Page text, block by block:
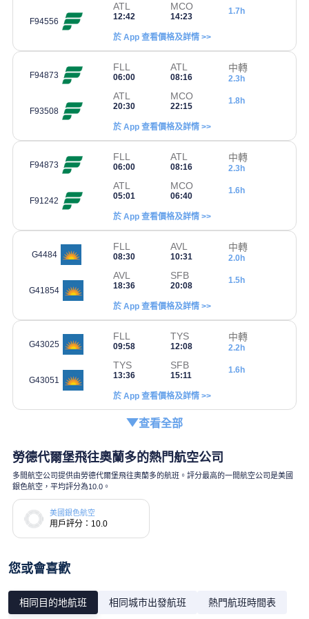
F94556
ATL
12:42
MCO
14:23
1.7h
於 App 查看價格及詳情 >>
F94873
FLL
06:00
ATL
08:16
中轉
2.3h
F93508
ATL
20:30
MCO
22:15
1.8h
於 App 查看價格及詳情 >>
F94873
FLL
06:00
ATL
08:16
中轉
2.3h
F91242
ATL
05:01
MCO
06:40
1.6h
於 App 查看價格及詳情 >>
G4484
FLL
08:30
AVL
10:31
中轉
2.0h
G41854
AVL
18:36
SFB
20:08
1.5h
於 App 查看價格及詳情 >>
G43025
FLL
09:58
TYS
12:08
中轉
2.2h
G43051
TYS
13:36
SFB
15:11
1.6h
於 App 查看價格及詳情 >>
查看全部
勞德代爾堡飛往奧蘭多的熱門航空公司
多間航空公司提供由勞德代爾堡飛往奧蘭多的航班。評分最高的一間航空公司是美國
銀色航空，平均評分為10.0。
美國銀色航空
用戶評分：10.0
您或會喜歡
相同目的地航班 相同城市出發航班 熱門航班時間表